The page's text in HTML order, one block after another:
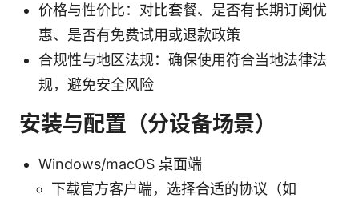
价格与性价比：对比套餐、是否有长期订阅优
惠、是否有免费试用或退款政策
合规性与地区法规：确保使用符合当地法律法
规，避免安全风险
安装与配置（分设备场景）
Windows/macOS 桌面端
下载官方客户端，选择合适的协议（如